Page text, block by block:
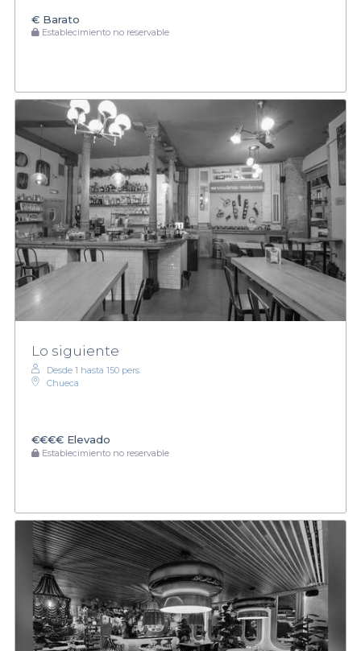
€ Barato
Establecimiento no reservable
Lo siguiente
Desde 1 hasta 150 pers.
Chueca
€€€€ Elevado
Establecimiento no reservable